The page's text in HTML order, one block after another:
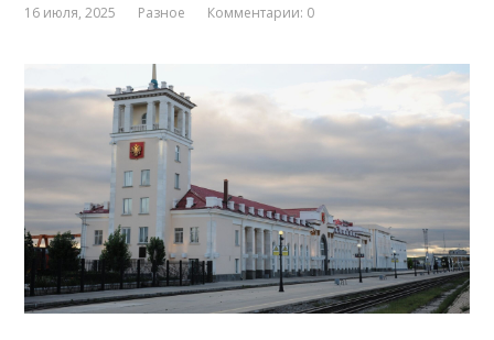
16 июля, 2025 Разное Комментарии: 0